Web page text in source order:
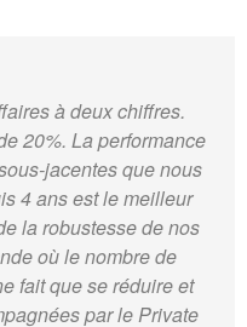
à deux chiffres.
20%. La performance
jacentes que nous
4 ans est le meilleur
la robustesse de nos
où le nombre de
fait que se réduire et
par le Private